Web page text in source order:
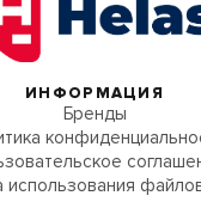
ИНФОРМАЦИЯ
Бренды
использования